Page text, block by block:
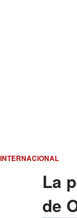
INTERNACIONAL
La
de